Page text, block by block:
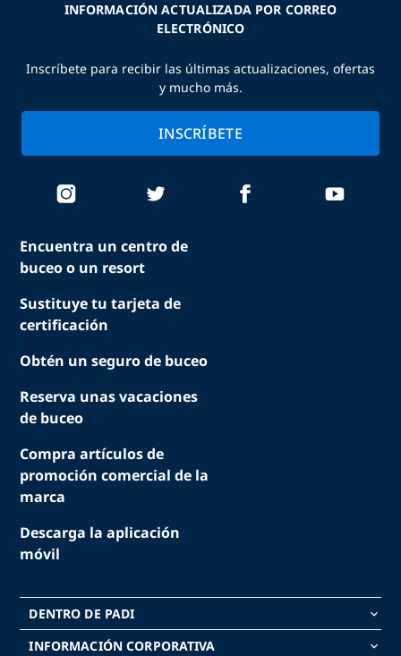
Encuentra un centro de
buceo o un resort
Sustituye tu tarjeta de
certificación
Obtén un seguro de buceo
Reserva unas vacaciones
de buceo
Compra artículos de
promoción comercial de la
marca
Descarga la aplicación
móvil
DENTRO DE PADI keyboard_arrow_down
INFORMACIÓN CORPORATIVA keyboard_arrow_down
INFORMACIÓN ACTUALIZADA POR CORREO
ELECTRÓNICO
Inscríbete para recibir las últimas actualizaciones, ofertas
y mucho más.
INSCRÍBETE